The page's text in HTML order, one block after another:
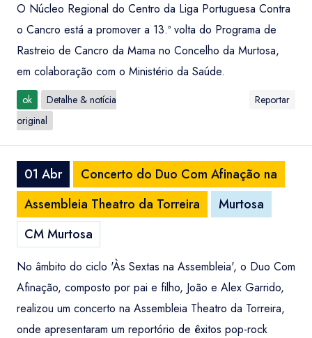
O Núcleo Regional do Centro da Liga Portuguesa Contra
o Cancro está a promover a 13.ª volta do Programa de
Rastreio de Cancro da Mama no Concelho da Murtosa,
em colaboração com o Ministério da Saúde.
ok
Detalhe & notícia
original
Reportar
01 Abr
Concerto do Duo Com Afinação na
Assembleia Theatro da Torreira
Murtosa
CM Murtosa
No âmbito do ciclo 'Às Sextas na Assembleia', o Duo Com
Afinação, composto por pai e filho, João e Alex Garrido,
realizou um concerto na Assembleia Theatro da Torreira,
onde apresentaram um reportório de êxitos pop-rock